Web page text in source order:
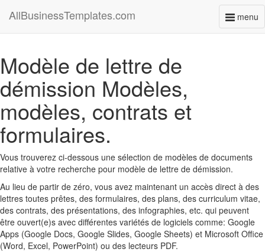
menu
AllBusinessTemplates.com
Modèle de lettre de
démission Modèles,
modèles, contrats et
formulaires.
Vous trouverez ci-dessous une sélection de modèles de documents
relative à votre recherche pour modèle de lettre de démission.
Au lieu de partir de zéro, vous avez maintenant un accès direct à des
lettres toutes prêtes, des formulaires, des plans, des curriculum vitae,
des contrats, des présentations, des infographies, etc. qui peuvent
être ouvert(e)s avec différentes variétés de logiciels comme: Google
Apps (Google Docs, Google Slides, Google Sheets) et Microsoft Office
(Word, Excel, PowerPoint) ou des lecteurs PDF.